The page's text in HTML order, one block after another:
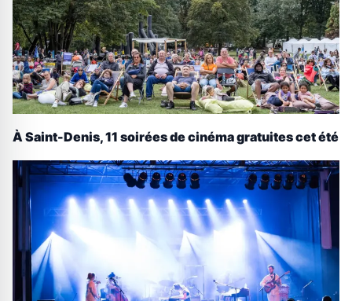
À Saint-Denis, 11 soirées de cinéma gratuites cet été